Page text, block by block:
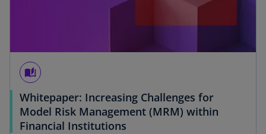
auto_stories
Whitepaper: Increasing Challenges for
Model Risk Management (MRM) within
Financial Institutions